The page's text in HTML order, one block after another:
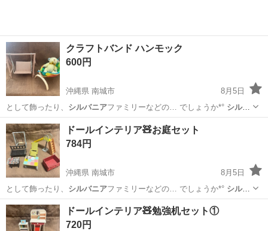
クラフトバンド ハンモック
600円
沖縄県 南城市
8月5日
として飾ったり、 シルバニアファミリーなどの… でしょうか*° シルバ
ニアファミリー用ぬい…
沖縄 南城市 その他 ハンモック
ドールインテリア🧸お庭セット
784円
沖縄県 南城市
8月5日
として飾ったり、 シルバニアファミリーなどの… でしょうか*° シルバ
ニアファミリー用ぬい…
沖縄 南城市 バッグ ドール
ドールインテリア🧸勉強机セット①
720円